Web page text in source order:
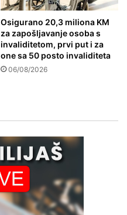
Osigurano 20,3 miliona KM
za zapošljavanje osoba s
invaliditetom, prvi put i za
one sa 50 posto invaliditeta
06/08/2026